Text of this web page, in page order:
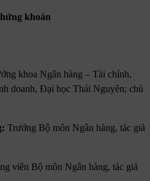
khoán
khoa Ngân hàng – Tài chính,
doanh, Đại học Thái Nguyên; chủ
Trưởng Bộ môn Ngân hàng, tác giả
viên Bộ môn Ngân hàng, tác giả